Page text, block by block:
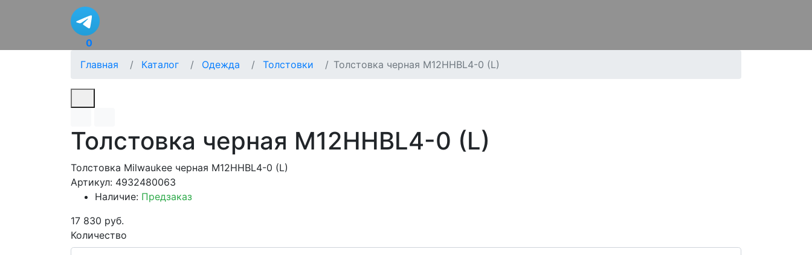
0
Главная
Каталог Одежда Толстовки Толстовка черная M12HHBL4-0 (L)
Толстовка черная M12HHBL4-0 (L)
Толстовка Milwaukee черная M12HHBL4-0 (L)
Артикул: 4932480063
Наличие: Предзаказ
17 830 руб.
Количество